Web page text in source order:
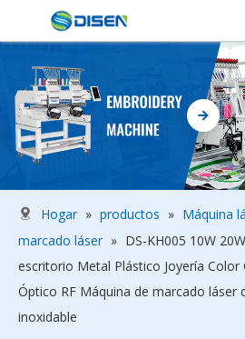
Hogar » productos » Máquina
marcado láser » DS-KH005 10W
escritorio Metal Plástico Joyería
Óptico RF Máquina de marcado láser
inoxidable